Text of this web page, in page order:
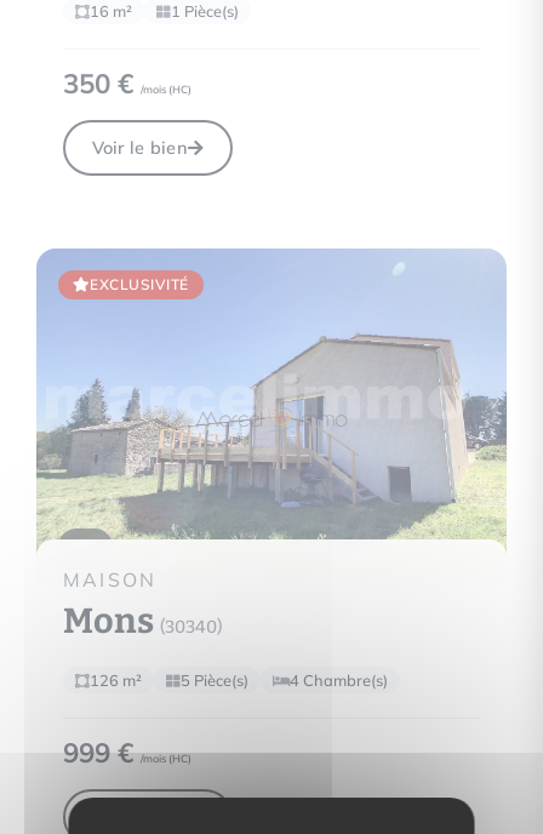
16 m² 1 Pièce(s)
350 € /mois (HC)
Voir le bien
EXCLUSIVITÉ
MAISON
Mons (30340)
126 m² 5 Pièce(s) 4 Chambre(s)
999 €/mois (HC)